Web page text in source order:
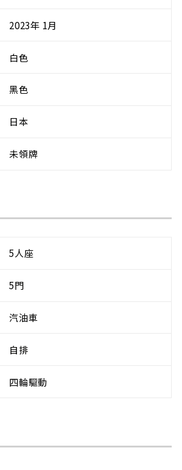
2023年 1月
白色
黑色
日本
未領牌
5人座
5門
汽油車
自排
四輪驅動